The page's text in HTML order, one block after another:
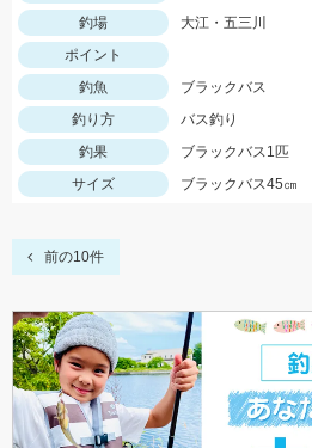
釣場
大江・五三川
ポイント
釣魚
ブラックバス
釣り方
バス釣り
釣果
ブラックバス1匹
サイズ
ブラックバス45㎝
前の10件